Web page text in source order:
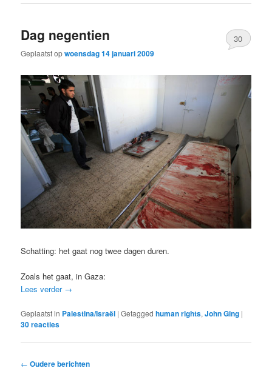
Dag negentien
Geplaatst opwoensdag 14 januari 2009
30
Schatting: het gaat nog twee dagen duren.
Zoals het gaat, in Gaza:
Lees verder →
Geplaatst in Palestina/Israël |Getagged human rights,John Ging |
30reacties
Bericht
← Oudere berichten